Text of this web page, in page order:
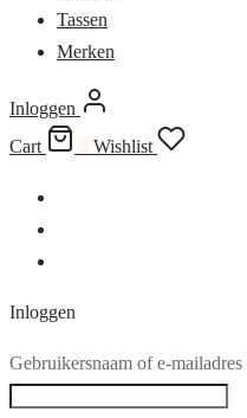
Tassen
Merken
Inloggen
Cart
Wishlist
Inloggen
Gebruikersnaam of e-mailadres